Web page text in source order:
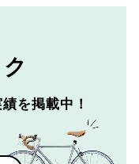
を掲載中！